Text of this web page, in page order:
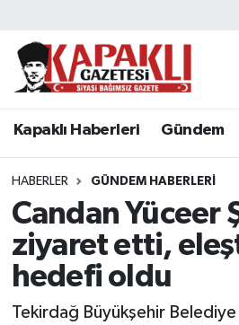
Kapaklı Haberleri Gündem
HABERLER GÜNDEM HABERLERI
Candan Yüceer
ziyaret etti,
hedefi oldu
Tekirdağ Büyükşehir Belediye
Kapaklı Haberleri
Asayiş
Spor
Eğitim
Tekirdağ Nöbetçi
Tekirdağ Namaz Vakitleri
Tekirdağ Trafik Yoğunluk
Süper Lig Puan Durumu ve